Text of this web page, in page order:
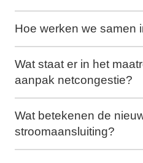
Hoe werken we samen
Wat staat er in het
aanpak netcongestie?
Wat betekenen de
stroomaansluiting?